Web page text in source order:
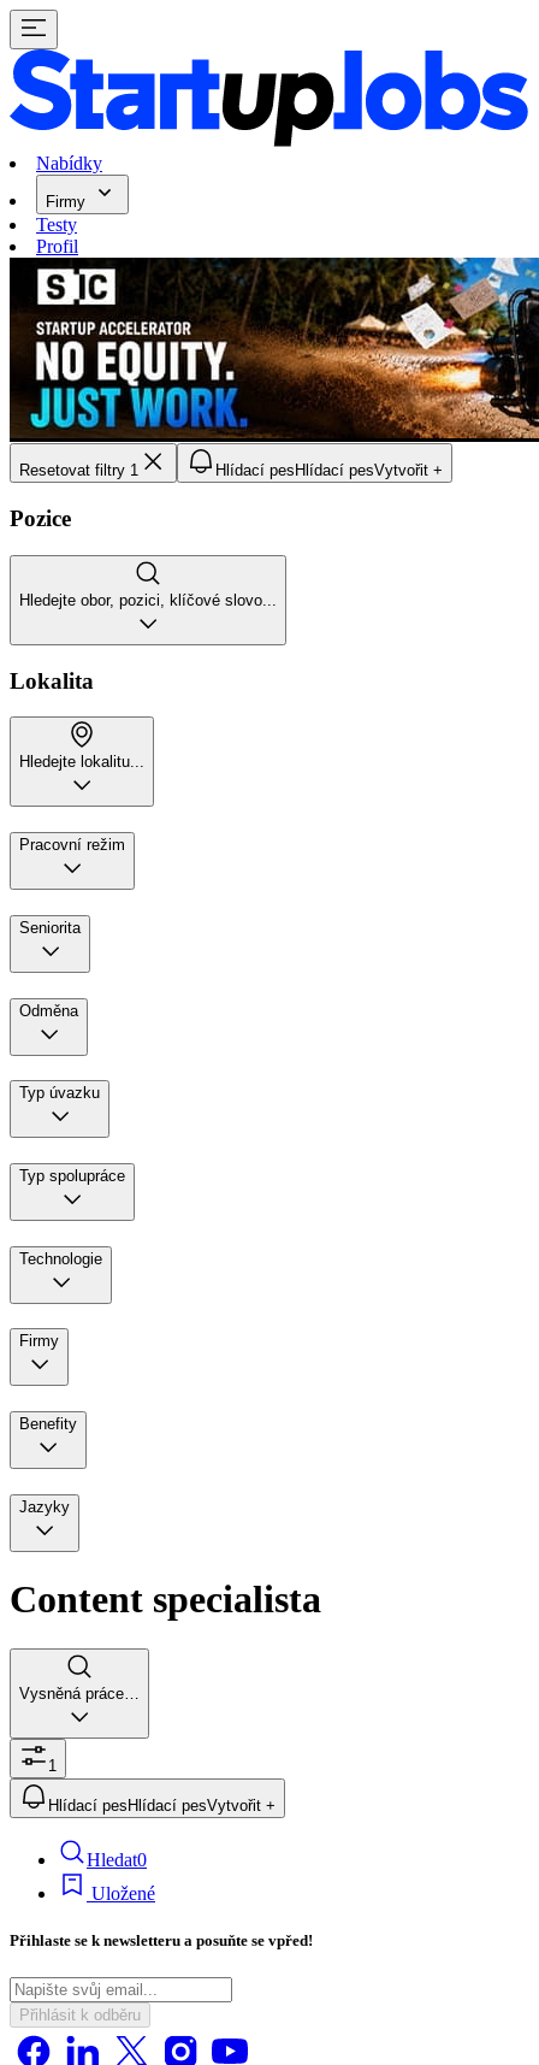
Nabídky
Firmy
Testy
Profil
Resetovat filtry 1 Hlídací pes Hlídací pesVytvořit +
Pozice
Hledejte obor, pozici, klíčové slovo...
Lokalita
Hledejte lokalitu...
Pracovní režim
Seniorita
Odměna
Typ úvazku
Typ spolupráce
Technologie
Firmy
Benefity
Jazyky
Content specialista
Vysněná práce…
1
Hlídací pesHlídací pesVytvořit +
Hledat0
Uložené
Přihlaste se k newsletteru a posuňte se vpřed!
Přihlásit k odběru